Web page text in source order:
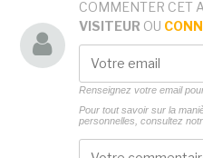
COMMENTER CET
VISITEUR OU
Renseignez votre email
Pour tout savoir sur la
personnelles, consultez